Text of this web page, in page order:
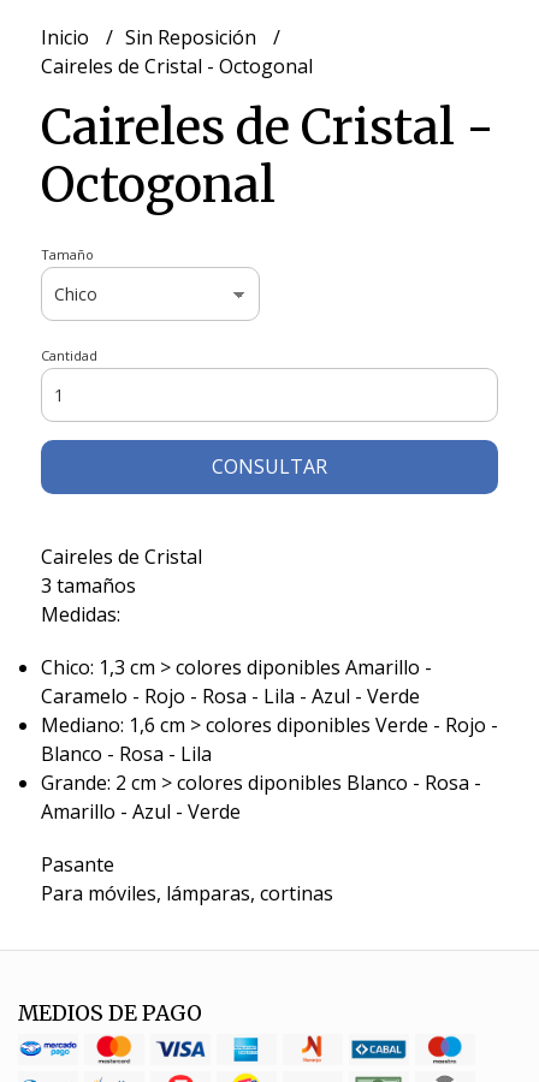
Inicio
Sin Reposición
Caireles de Cristal - Octogonal
Caireles de Cristal -
Octogonal
Tamaño
Cantidad
CONSULTAR
Caireles de Cristal
3 tamaños
Medidas:
Chico: 1,3 cm > colores diponibles Amarillo -
Caramelo - Rojo - Rosa - Lila - Azul - Verde
Mediano: 1,6 cm > colores diponibles Verde - Rojo -
Blanco - Rosa - Lila
Grande: 2 cm > colores diponibles Blanco - Rosa -
Amarillo - Azul - Verde
Pasante
Para móviles, lámparas, cortinas
MEDIOS DE PAGO